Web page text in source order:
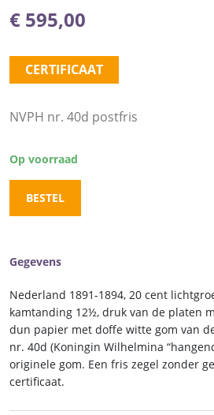
€ 595,00
CERTIFICAAT
NVPH nr. 40d postfris
Op voorraad
BESTEL
Gegevens
Nederland 1891-1894, 20 cent
kamtanding 12½, druk van de platen
dun papier met doffe witte gom van
nr. 40d (Koningin Wilhelmina
originele gom. Een fris zegel zonder
certificaat.